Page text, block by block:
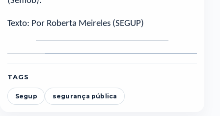
Texto: Por Roberta Meireles (SEGUP)
1
2
3
4
5
TAGS
Segup segurança pública